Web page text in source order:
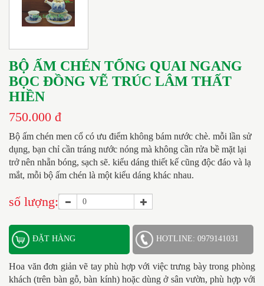
BỘ ẤM CHÉN TỐNG QUAI NGANG
BỌC ĐỒNG VẼ TRÚC LÂM THẤT
HIỀN
750.000 đ
Bộ ấm chén men cổ có ưu điểm không bám nước chè. mỗi lần sử
dụng, bạn chỉ cần tráng nước nóng mà không cần rửa bề mặt lại
trở nên nhẵn bóng, sạch sẽ. kiểu dáng thiết kế cũng độc đáo và lạ
mắt, mỗi bộ ấm chén là một kiểu dáng khác nhau.
số lượng:
ĐẶT HÀNG HOTLINE: 0979141031
Hoa văn đơn giản vẽ tay phù hợp với việc trưng bày trong phòng
khách (trên bàn gỗ, bàn kính) hoặc dùng ở sân vườn, phù hợp với